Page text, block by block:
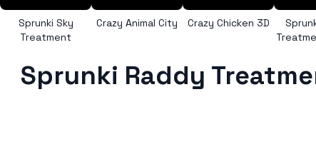
Sprunki Sky
Treatment
Crazy Animal City Crazy Chicken 3D
Sprunki Raddy